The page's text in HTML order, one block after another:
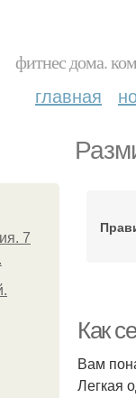
фитнес дома.
главная
7
Как
Вам
Легкая